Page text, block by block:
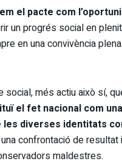
el pacte com
un progrés social en
en una convivència
més actiu això sí,
el fet nacional com
diverses identitats
confrontació de
maldestres.